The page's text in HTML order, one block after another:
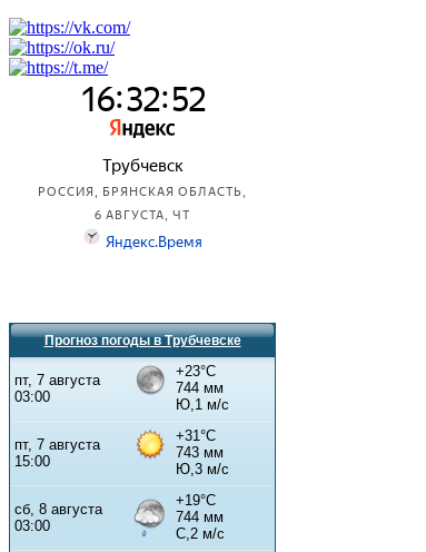
Прогноз погоды в Трубчевске